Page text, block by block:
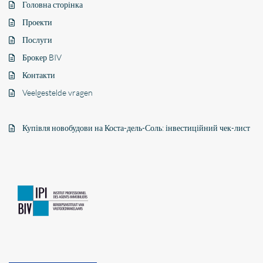
Головна сторінка
Проекти
Послуги
Брокер BIV
Контакти
Veelgestelde vragen
Купівля новобудови на Коста-дель-Соль: інвестиційний чек-лист